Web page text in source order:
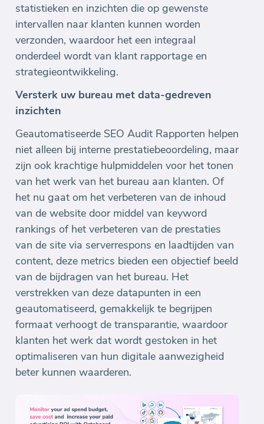
statistieken en inzichten die op gewenste
intervallen naar klanten kunnen worden
verzonden, waardoor het een integraal
onderdeel wordt van klant rapportage en
strategieontwikkeling.
Versterk uw bureau met data-gedreven
inzichten
Geautomatiseerde SEO Audit Rapporten helpen
niet alleen bij interne prestatiebeoordeling, maar
zijn ook krachtige hulpmiddelen voor het tonen
van het werk van het bureau aan klanten. Of
het nu gaat om het verbeteren van de inhoud
van de website door middel van keyword
rankings of het verbeteren van de prestaties
van de site via serverrespons en laadtijden van
content, deze metrics bieden een objectief beeld
van de bijdragen van het bureau. Het
verstrekken van deze datapunten in een
geautomatiseerd, gemakkelijk te begrijpen
formaat verhoogt de transparantie, waardoor
klanten het werk dat wordt gestoken in het
optimaliseren van hun digitale aanwezigheid
beter kunnen waarderen.